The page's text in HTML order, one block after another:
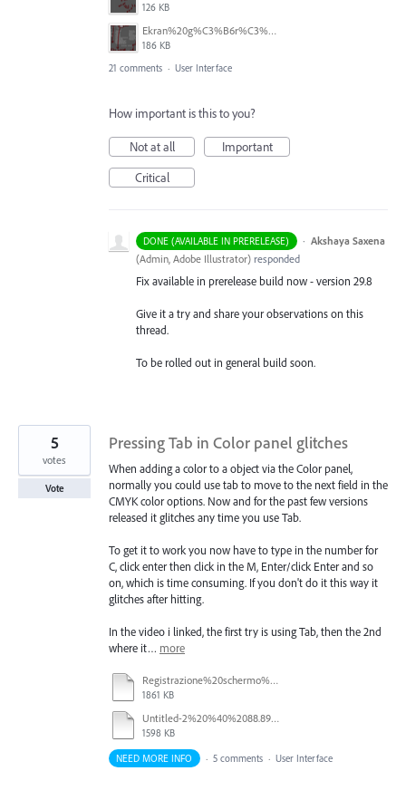
126 KB
Ekran%20g%C3%B6r%C3%BCnt%C3%BCs%C3%BC%202025-08-11%20132916.png
186 KB
21 comments · User Interface
How important is this to you?
Not at all
Important
Critical
DONE (AVAILABLE IN PRERELEASE) · Akshaya Saxena
(Admin, Adobe Illustrator) responded
Fix available in prerelease build now - version 29.8
Give it a try and share your observations on this
thread.
To be rolled out in general build soon.
Pressing Tab in Color panel glitches
When adding a color to a object via the Color panel,
normally you could use tab to move to the next field in the
CMYK color options. Now and for the past few versions
released it glitches any time you use Tab.
To get it to work you now have to type in the number for
C, click enter then click in the M, Enter/click Enter and so
on, which is time consuming. If you don't do it this way it
glitches after hitting.
In the video i linked, the first try is using Tab, then the 2nd
where it… more
Registrazione%20schermo%202026-04-17%20alle%2013.58.29.mp4
1861 KB
Untitled-2%20%40%2088.89%20%25%20(CMYK_Preview)%20%20-%2031%20March%202026.mp4
1598 KB
5
votes
Vote
NEED MORE INFO · 5 comments · User Interface